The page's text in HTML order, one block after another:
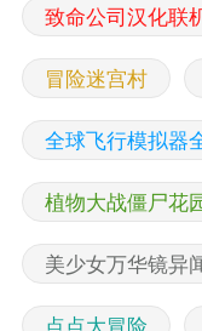
致命公司汉化联
冒险迷宫村
全球飞行模拟器
植物大战僵尸花
美少女万华镜异
点点大冒险